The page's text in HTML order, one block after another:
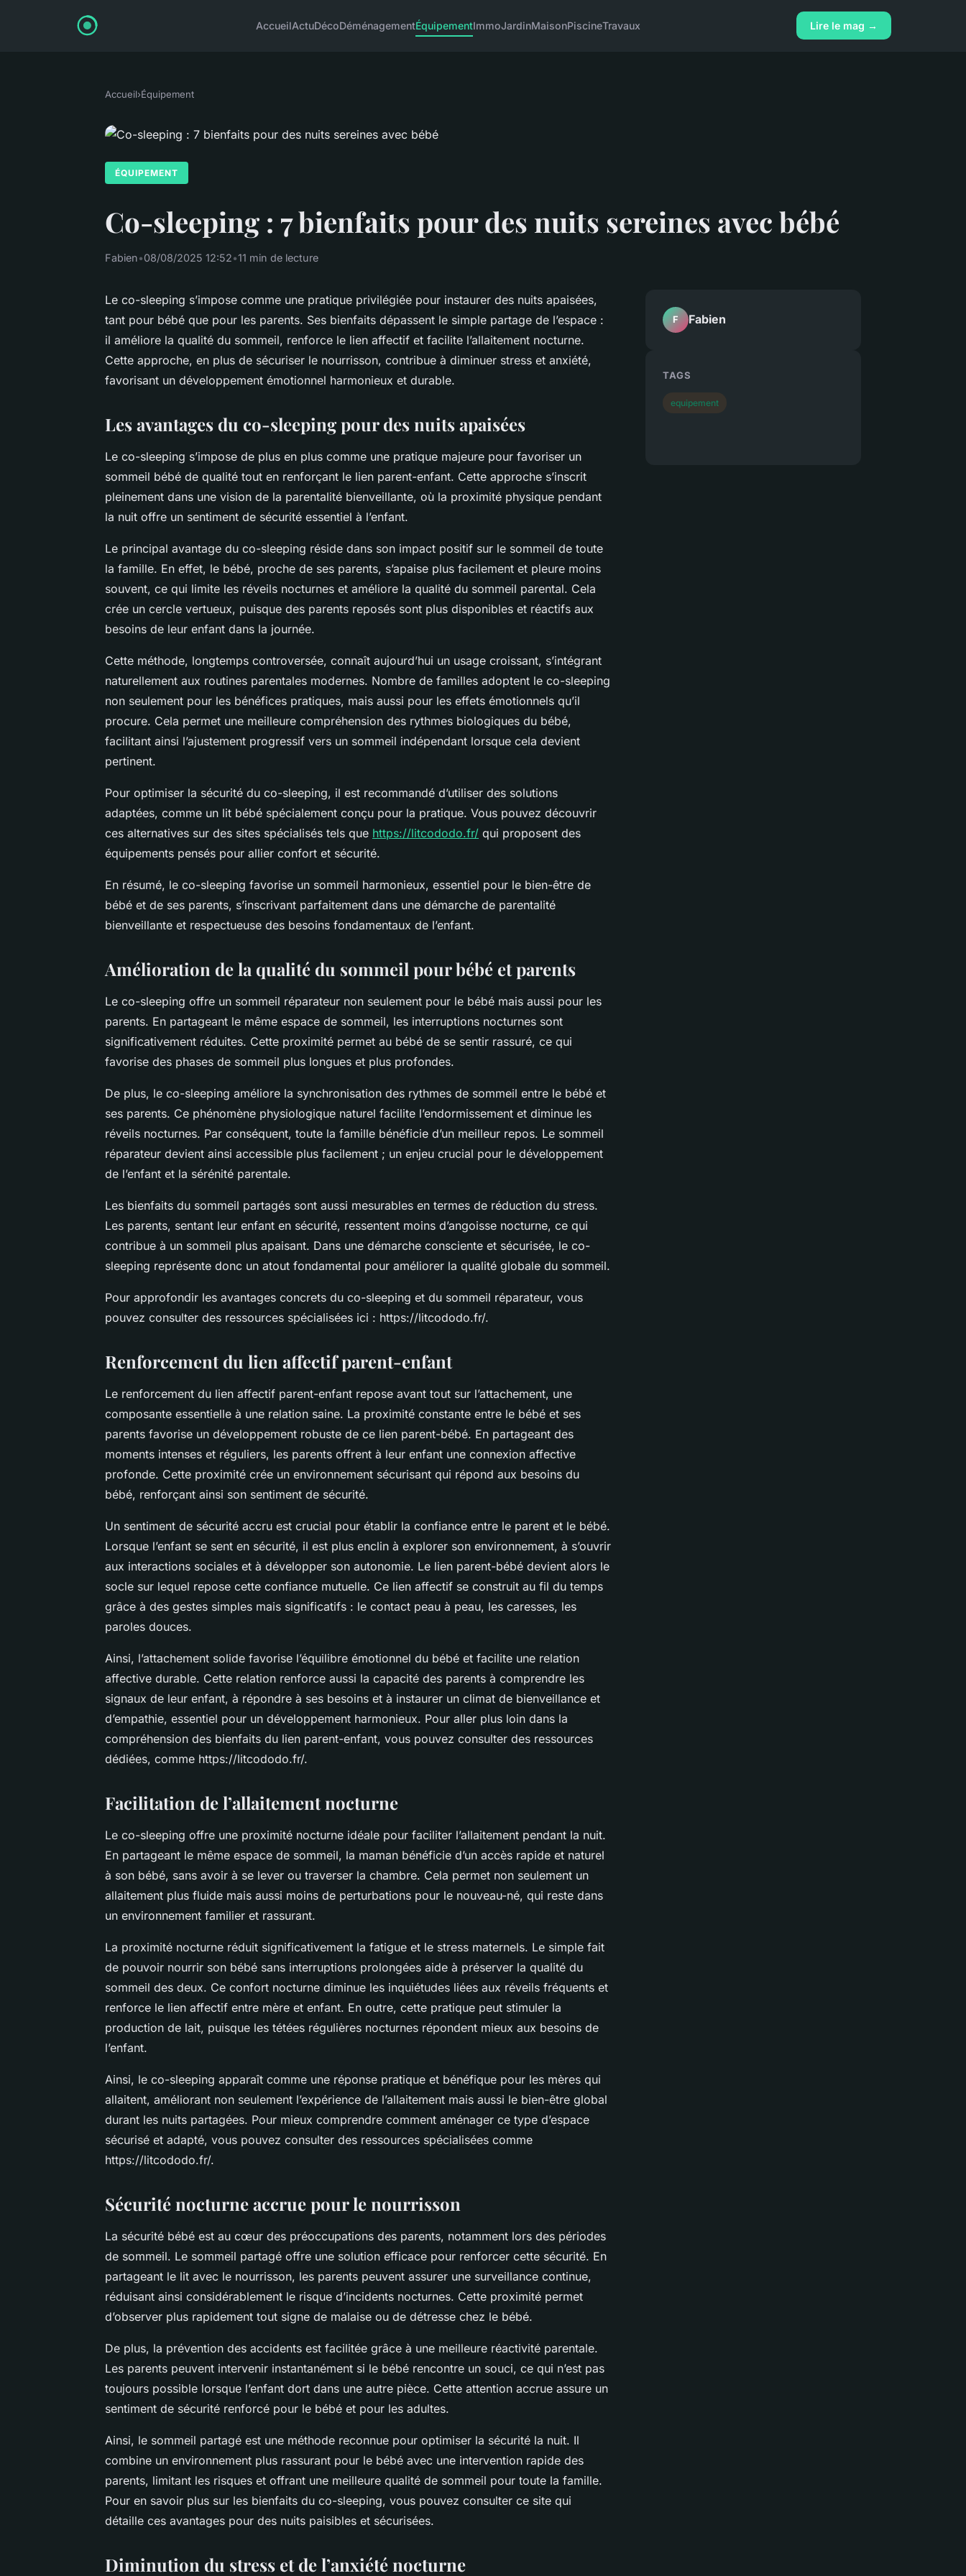
AccueilActuDécoDéménagementÉquipementImmoJardinMaisonPiscineTravaux Lire le mag →
Accueil›Équipement
ÉQUIPEMENT
Co-sleeping : 7 bienfaits pour des nuits sereines avec bébé
Fabien•08/08/2025 12:52•11 min de lecture
Le co-sleeping s’impose comme une pratique privilégiée pour instaurer des nuits apaisées,
tant pour bébé que pour les parents. Ses bienfaits dépassent le simple partage de l’espace :
il améliore la qualité du sommeil, renforce le lien affectif et facilite l’allaitement nocturne.
Cette approche, en plus de sécuriser le nourrisson, contribue à diminuer stress et anxiété,
favorisant un développement émotionnel harmonieux et durable.
Les avantages du co-sleeping pour des nuits apaisées
Le co-sleeping s’impose de plus en plus comme une pratique majeure pour favoriser un
sommeil bébé de qualité tout en renforçant le lien parent-enfant. Cette approche s’inscrit
pleinement dans une vision de la parentalité bienveillante, où la proximité physique pendant
la nuit offre un sentiment de sécurité essentiel à l’enfant.
Le principal avantage du co-sleeping réside dans son impact positif sur le sommeil de toute
la famille. En effet, le bébé, proche de ses parents, s’apaise plus facilement et pleure moins
souvent, ce qui limite les réveils nocturnes et améliore la qualité du sommeil parental. Cela
crée un cercle vertueux, puisque des parents reposés sont plus disponibles et réactifs aux
besoins de leur enfant dans la journée.
Cette méthode, longtemps controversée, connaît aujourd’hui un usage croissant, s’intégrant
naturellement aux routines parentales modernes. Nombre de familles adoptent le co-sleeping
non seulement pour les bénéfices pratiques, mais aussi pour les effets émotionnels qu’il
procure. Cela permet une meilleure compréhension des rythmes biologiques du bébé,
facilitant ainsi l’ajustement progressif vers un sommeil indépendant lorsque cela devient
pertinent.
Pour optimiser la sécurité du co-sleeping, il est recommandé d’utiliser des solutions
adaptées, comme un lit bébé spécialement conçu pour la pratique. Vous pouvez découvrir
ces alternatives sur des sites spécialisés tels que https://litcododo.fr/ qui proposent des
équipements pensés pour allier confort et sécurité.
En résumé, le co-sleeping favorise un sommeil harmonieux, essentiel pour le bien-être de
bébé et de ses parents, s’inscrivant parfaitement dans une démarche de parentalité
bienveillante et respectueuse des besoins fondamentaux de l’enfant.
Amélioration de la qualité du sommeil pour bébé et parents
Le co-sleeping offre un sommeil réparateur non seulement pour le bébé mais aussi pour les
parents. En partageant le même espace de sommeil, les interruptions nocturnes sont
significativement réduites. Cette proximité permet au bébé de se sentir rassuré, ce qui
favorise des phases de sommeil plus longues et plus profondes.
De plus, le co-sleeping améliore la synchronisation des rythmes de sommeil entre le bébé et
ses parents. Ce phénomène physiologique naturel facilite l’endormissement et diminue les
réveils nocturnes. Par conséquent, toute la famille bénéficie d’un meilleur repos. Le sommeil
réparateur devient ainsi accessible plus facilement ; un enjeu crucial pour le développement
de l’enfant et la sérénité parentale.
Les bienfaits du sommeil partagés sont aussi mesurables en termes de réduction du stress.
Les parents, sentant leur enfant en sécurité, ressentent moins d’angoisse nocturne, ce qui
contribue à un sommeil plus apaisant. Dans une démarche consciente et sécurisée, le co-
sleeping représente donc un atout fondamental pour améliorer la qualité globale du sommeil.
Pour approfondir les avantages concrets du co-sleeping et du sommeil réparateur, vous
pouvez consulter des ressources spécialisées ici : https://litcododo.fr/.
Renforcement du lien affectif parent-enfant
Le renforcement du lien affectif parent-enfant repose avant tout sur l’attachement, une
composante essentielle à une relation saine. La proximité constante entre le bébé et ses
parents favorise un développement robuste de ce lien parent-bébé. En partageant des
moments intenses et réguliers, les parents offrent à leur enfant une connexion affective
profonde. Cette proximité crée un environnement sécurisant qui répond aux besoins du
bébé, renforçant ainsi son sentiment de sécurité.
Un sentiment de sécurité accru est crucial pour établir la confiance entre le parent et le bébé.
Lorsque l’enfant se sent en sécurité, il est plus enclin à explorer son environnement, à s’ouvrir
aux interactions sociales et à développer son autonomie. Le lien parent-bébé devient alors le
socle sur lequel repose cette confiance mutuelle. Ce lien affectif se construit au fil du temps
grâce à des gestes simples mais significatifs : le contact peau à peau, les caresses, les
paroles douces.
Ainsi, l’attachement solide favorise l’équilibre émotionnel du bébé et facilite une relation
affective durable. Cette relation renforce aussi la capacité des parents à comprendre les
signaux de leur enfant, à répondre à ses besoins et à instaurer un climat de bienveillance et
d’empathie, essentiel pour un développement harmonieux. Pour aller plus loin dans la
compréhension des bienfaits du lien parent-enfant, vous pouvez consulter des ressources
dédiées, comme https://litcododo.fr/.
Facilitation de l’allaitement nocturne
Le co-sleeping offre une proximité nocturne idéale pour faciliter l’allaitement pendant la nuit.
En partageant le même espace de sommeil, la maman bénéficie d’un accès rapide et naturel
à son bébé, sans avoir à se lever ou traverser la chambre. Cela permet non seulement un
allaitement plus fluide mais aussi moins de perturbations pour le nouveau-né, qui reste dans
un environnement familier et rassurant.
La proximité nocturne réduit significativement la fatigue et le stress maternels. Le simple fait
de pouvoir nourrir son bébé sans interruptions prolongées aide à préserver la qualité du
sommeil des deux. Ce confort nocturne diminue les inquiétudes liées aux réveils fréquents et
renforce le lien affectif entre mère et enfant. En outre, cette pratique peut stimuler la
production de lait, puisque les tétées régulières nocturnes répondent mieux aux besoins de
l’enfant.
Ainsi, le co-sleeping apparaît comme une réponse pratique et bénéfique pour les mères qui
allaitent, améliorant non seulement l’expérience de l’allaitement mais aussi le bien-être global
durant les nuits partagées. Pour mieux comprendre comment aménager ce type d’espace
sécurisé et adapté, vous pouvez consulter des ressources spécialisées comme
https://litcododo.fr/.
Sécurité nocturne accrue pour le nourrisson
La sécurité bébé est au cœur des préoccupations des parents, notamment lors des périodes
de sommeil. Le sommeil partagé offre une solution efficace pour renforcer cette sécurité. En
partageant le lit avec le nourrisson, les parents peuvent assurer une surveillance continue,
réduisant ainsi considérablement le risque d’incidents nocturnes. Cette proximité permet
d’observer plus rapidement tout signe de malaise ou de détresse chez le bébé.
De plus, la prévention des accidents est facilitée grâce à une meilleure réactivité parentale.
Les parents peuvent intervenir instantanément si le bébé rencontre un souci, ce qui n’est pas
toujours possible lorsque l’enfant dort dans une autre pièce. Cette attention accrue assure un
sentiment de sécurité renforcé pour le bébé et pour les adultes.
Ainsi, le sommeil partagé est une méthode reconnue pour optimiser la sécurité la nuit. Il
combine un environnement plus rassurant pour le bébé avec une intervention rapide des
parents, limitant les risques et offrant une meilleure qualité de sommeil pour toute la famille.
Pour en savoir plus sur les bienfaits du co-sleeping, vous pouvez consulter ce site qui
détaille ces avantages pour des nuits paisibles et sécurisées.
Diminution du stress et de l’anxiété nocturne
F Fabien
TAGS
equipement